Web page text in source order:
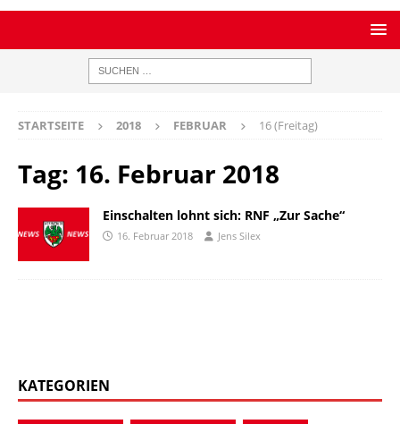
STARTSEITE 2018 FEBRUAR 16 (Freitag)
Tag: 16. Februar 2018
Einschalten lohnt sich: RNF „Zur Sache“
16. Februar 2018 Jens Silex
KATEGORIEN